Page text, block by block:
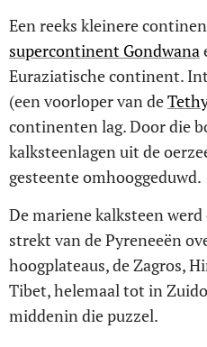
Een reeks kleinere
supercontinent Gondwana
Euraziatische continent.
(een voorloper van de
continenten lag. Door die
kalksteenlagen uit de
gesteente omhooggeduwd.
De mariene kalksteen
strekt van de Pyreneeën
hoogplateaus, de Zagros,
Tibet, helemaal tot in
middenin die puzzel.